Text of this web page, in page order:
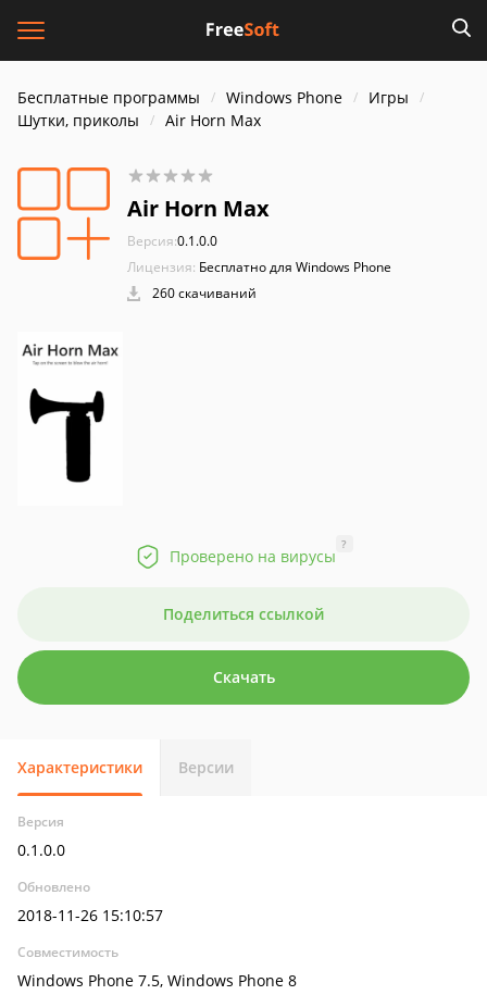
Бесплатные программы Windows Phone
Игры
Шутки, приколы
Air Horn Max
Air Horn Max
Версия:0.1.0.0
Лицензия: Бесплатно для Windows Phone
260 скачиваний
Проверено на вирусы
?
Поделиться ссылкой
Скачать
Характеристики Версии
Версия
0.1.0.0
Обновлено
2018-11-26 15:10:57
Совместимость
Windows Phone 7.5, Windows Phone 8